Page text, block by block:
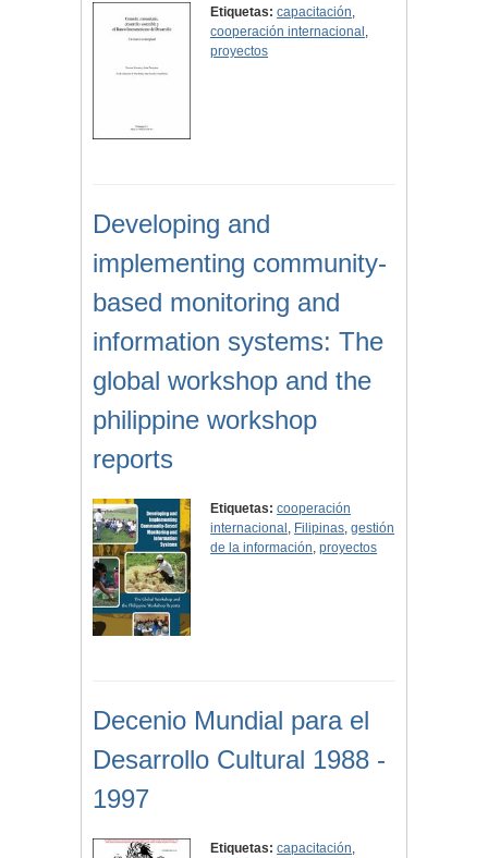
Etiquetas: capacitación,
cooperación internacional ,
proyectos
Developing and
implementing community-
based monitoring and
information systems: The
global workshop and the
philippine workshop
reports
Etiquetas: cooperación
internacional , Filipinas,gestión
de la información,proyectos
Decenio Mundial para el
Desarrollo Cultural 1988 -
1997
Etiquetas: capacitación,